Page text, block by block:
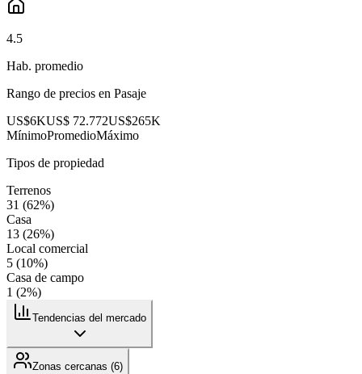
4.5
Hab. promedio
Rango de precios en Pasaje
US$6KUS$ 72.772US$265K
MínimoPromedioMáximo
Tipos de propiedad
Terrenos
31 (62%)
Casa
13 (26%)
Local comercial
5 (10%)
Casa de campo
1 (2%)
Tendencias del mercado
Zonas cercanas (6)